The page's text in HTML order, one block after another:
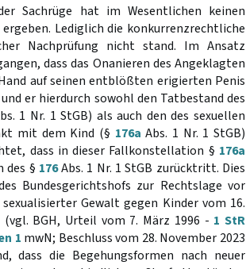
Sachrüge hat im Wesentlichen keinen
Lediglich die konkurrenzrechtliche
Nachprüfung nicht stand. Im Ansatz
dass das Onanieren des Angeklagten
auf seinen entblößten erigierten Penis
er hierdurch sowohl den Tatbestand des
1 Nr. 1 StGB) als auch den des sexuellen
mit dem Kind (§ 176a Abs. 1 Nr. 1 StGB)
dass in dieser Fallkonstellation § 176a
des § 176Abs. 1 Nr. 1 StGB zurücktritt. Dies
Bundesgerichtshofs zur Rechtslage vor
Gewalt gegen Kinder vom 16.
BGH, Urteil vom 7. März 1996 - 1 StR
1 mwN; Beschluss vom 28. November 2023
dass die Begehungsformen nach neuer